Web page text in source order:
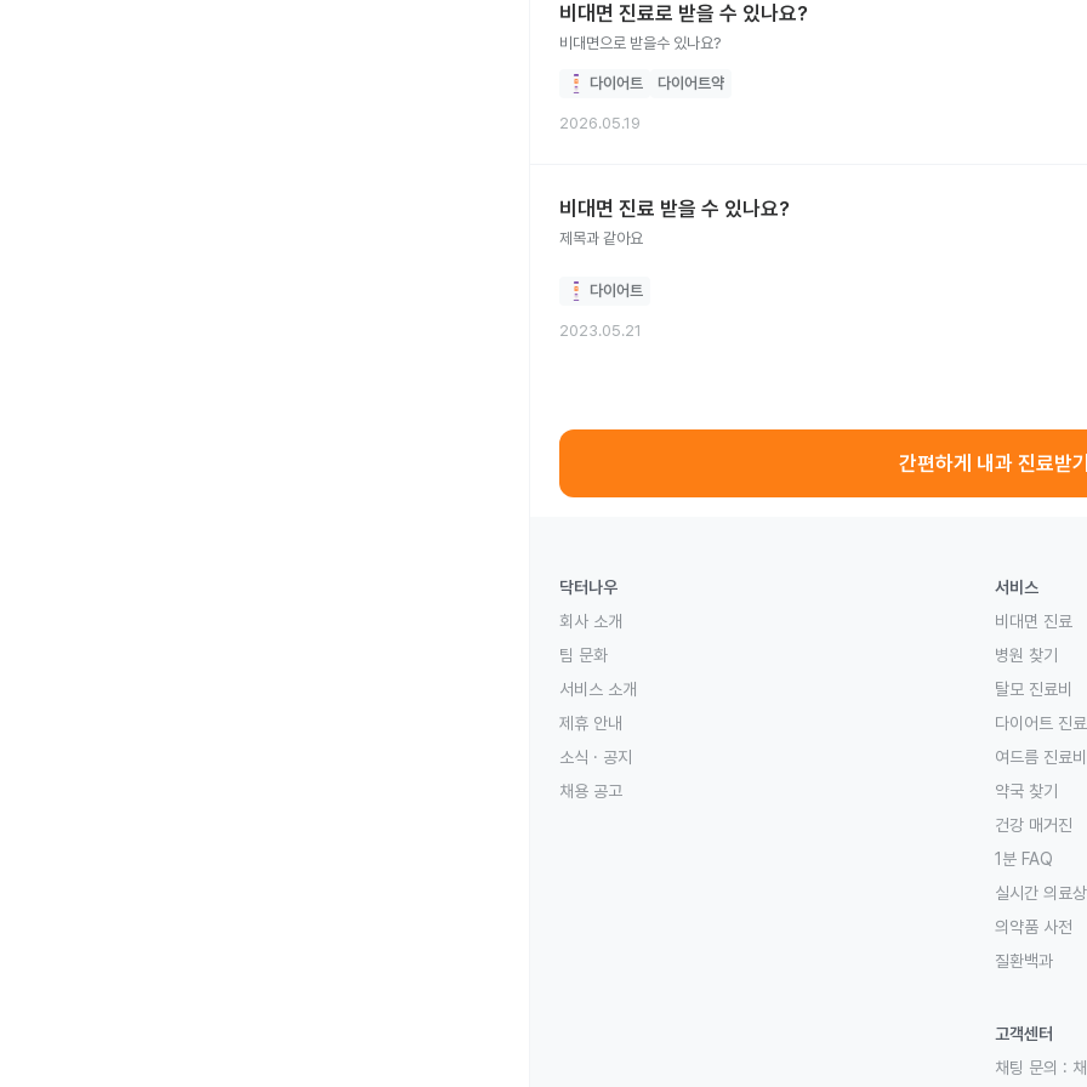
비대면 진료로 받을 수 있나요?
비대면으로 받을수 있나요?
다이어트 다이어트약
2026.05.19
비대면 진료 받을 수 있나요?
제목과 같아요
다이어트
2023.05.21
간편하게 내과 진료받
닥터나우
회사 소개
팀 문화
서비스 소개
제휴 안내
소식 · 공지
채용 공고
서비스
비대면 진료
병원 찾기
탈모 진료비
다이어트 진
여드름 진료비
약국 찾기
건강 매거진
1분 FAQ
실시간 의료
의약품 사전
질환백과
고객센터
채팅 문의 :